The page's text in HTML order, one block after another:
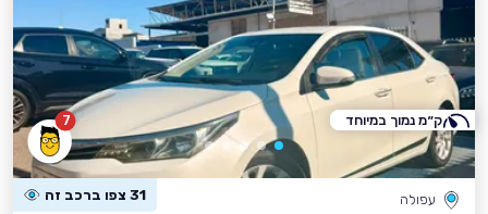
7
עפולה 31 צפו ברכב זה
ק״מ נמוך במיוחד